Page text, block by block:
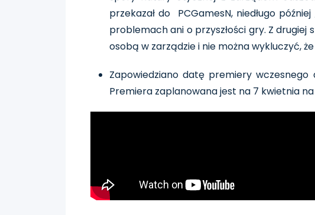
przekazał do PCGamesN, niedługo
problemach ani o przyszłości gry. Z
osobą w zarządzie i nie można wykluczyć,
Zapowiedziano datę premiery wczesnego
Premiera zaplanowana jest na 7 kwietnia